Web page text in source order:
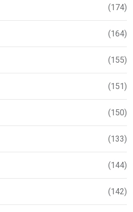
(174)
(164)
(155)
(151)
(150)
(133)
(144)
(142)